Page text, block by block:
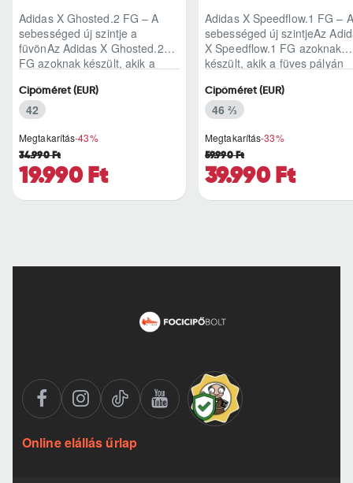
Adidas X Ghosted.2 FG – A
sebességed új szintje a
füvönAz Adidas X Ghosted.2
FG azoknak készült, akik a
pillanataiban is azonnal r..
Megtakarítás-43%
19.990 Ft
34.990 Ft
Cipőméret (EUR)
42
Adidas X Speedflow.1 FG – A
sebességed új szintjeAz
X Speedflow.1 FG azoknak
készült, akik a füves pályán
ritmust diktál..
Megtakarítás-33%
39.990 Ft
59.990 Ft
Cipőméret (EUR)
46 ⅔
Online elállás űrlap